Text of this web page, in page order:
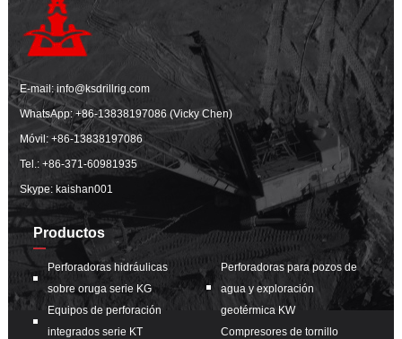
E-mail:info@ksdrillrig.com
WhatsApp:+86-13838197086 (Vicky Chen)
Móvil:+86-13838197086
Tel.:+86-371-60981935
Skype: kaishan001
Productos
Perforadoras hidráulicas
sobre oruga serie KG
Equipos de perforación
integrados serie KT
Perforadoras para pozos de
agua y exploración
geotérmica KW
Compresores de tornillo